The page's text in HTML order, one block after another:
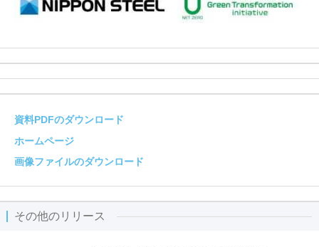
資料PDFのダウンロード
ホームページ
画像ファイルのダウンロード
その他のリリース